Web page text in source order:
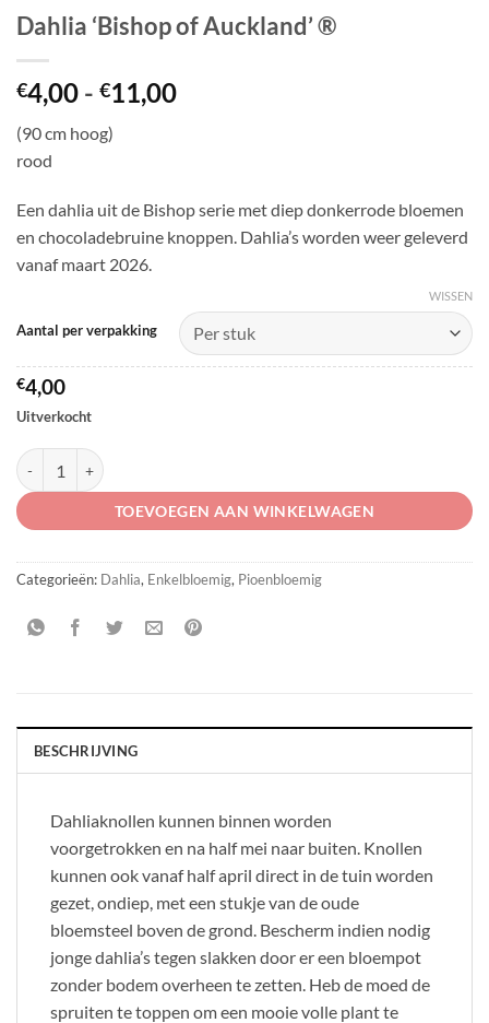
Dahlia ‘Bishop of Auckland’ ®
€4,00 - €11,00Prijsklasse:
(90 cm hoog)
rood
Een dahlia uit de Bishop serie met diep donkerrode bloemen
en chocoladebruine knoppen. Dahlia’s worden weer geleverd
vanaf maart 2026.
Aantal per verpakking
WISSEN
€4,00
Uitverkocht
Dahlia 'Bishop of Auckland' ® aantal
TOEVOEGEN AAN WINKELWAGEN
Categorieën: Dahlia, Enkelbloemig, Pioenbloemig
BESCHRIJVING
Dahliaknollen kunnen binnen worden
voorgetrokken en na half mei naar buiten. Knollen
kunnen ook vanaf half april direct in de tuin worden
gezet, ondiep, met een stukje van de oude
bloemsteel boven de grond. Bescherm indien nodig
jonge dahlia’s tegen slakken door er een bloempot
zonder bodem overheen te zetten. Heb de moed de
spruiten te toppen om een mooie volle plant te